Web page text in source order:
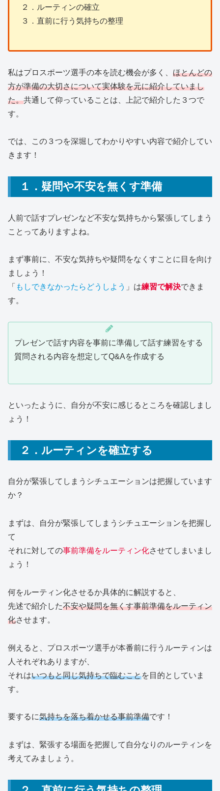
２．ルーティンの確立
３．直前に行う気持ちの整理
私はプロスポーツ選手の本を読む機会が多く、 ほとんどの
方が準備の大切さについて実体験を元に紹介していまし
た。共通して仰っていることは、上記で紹介した３つで
す。
では、この３つを深堀してわかりやすい内容で紹介してい
きます！
１． 疑問や不安を無くす準備
人前で話すプレゼンなど不安な気持ちから緊張してしまう
ことってありますよね。
まず事前に、不安な気持ちや疑問をなくすことに目を向け
ましょう！
「 もしできなかったらどうしよう 」は練習で解決できま
す。
プレゼンで話す内容を事前に準備して話す練習をする
質問される内容を想定してQ&Aを作成する
といったように、自分が不安に感じるところを確認しまし
ょう！
２． ルーティンを確立する
自分が緊張してしまうシチュエーションは把握しています
か？
まずは、自分が緊張してしまうシチュエーションを把握し
て
それに対しての事前準備をルーティン化させてしまいまし
ょう！
何をルーティン化させるか具体的に解説すると、
先述で紹介した不安や疑問を無くす事前準備をルーティン
化させます。
例えると、プロスポーツ選手が本番前に行うルーティンは
人それぞれありますが、
それはいつもと同じ気持ちで臨むことを目的としていま
す。
要するに気持ちを落ち着かせる事前準備です！
まずは、緊張する場面を把握して自分なりのルーティンを
考えてみましょう。